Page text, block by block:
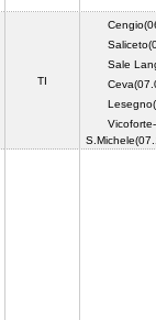
TI
Sale
Vicoforte-